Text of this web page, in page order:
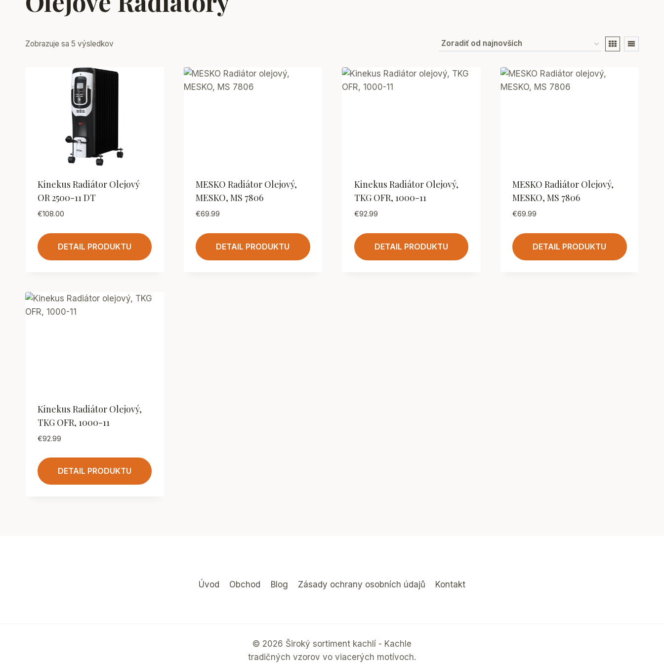
Zobrazuje sa 5 výsledkov
latest
Kinekus Radiátor Olejový
OR 2500-11 DT
€108.00
DETAIL PRODUKTU
MESKO Radiátor Olejový,
MESKO, MS 7806
€69.99
DETAIL PRODUKTU
Kinekus Radiátor Olejový,
TKG OFR, 1000-11
€92.99
DETAIL PRODUKTU
MESKO Radiátor Olejový,
MESKO, MS 7806
€69.99
DETAIL PRODUKTU
Kinekus Radiátor Olejový,
TKG OFR, 1000-11
€92.99
DETAIL PRODUKTU
Úvod Obchod Blog Zásady ochrany osobních údajů Kontakt
© 2026 Široký sortiment kachlí - Kachle
tradičných vzorov vo viacerých motívoch.